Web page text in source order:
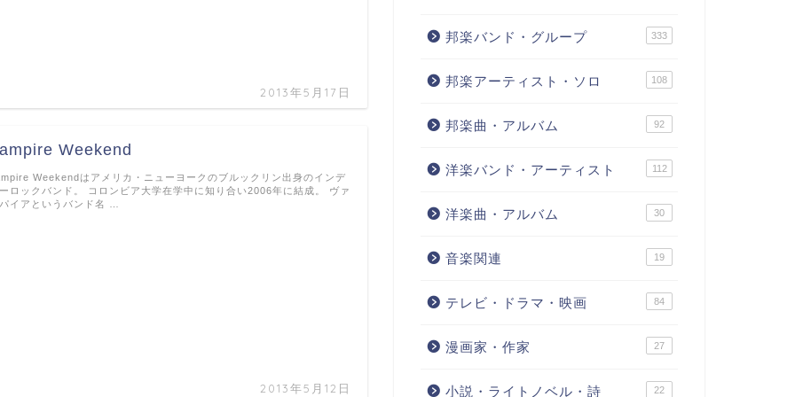
2013年5月17日
Weekend
2013年5月12日
Weekendはアメリカ・ニューヨークのブルックリン出身のインデ
ロックバンド。 コロンビア大学在学中に知り合い2006年に結成。 ヴァ
イアというバンド名 …
邦楽バンド・グループ 333
邦楽アーティスト・ソロ 108
邦楽曲・アルバム 92
洋楽バンド・アーティスト 112
洋楽曲・アルバム 30
音楽関連 19
テレビ・ドラマ・映画 84
漫画家・作家 27
小説・ライトノベル・詩 22